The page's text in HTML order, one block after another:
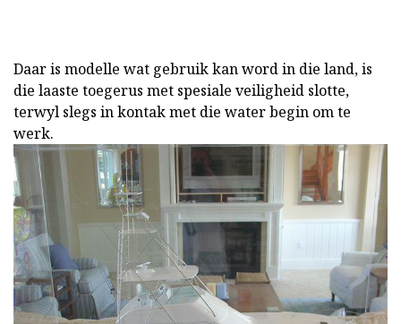
Daar is modelle wat gebruik kan word in die land, is
die laaste toegerus met spesiale veiligheid slotte,
terwyl slegs in kontak met die water begin om te
werk.